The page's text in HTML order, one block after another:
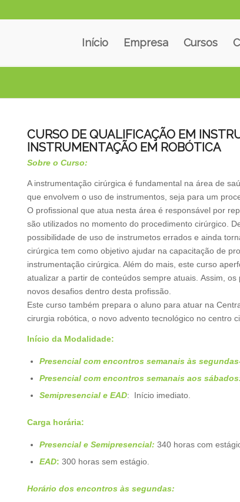
Início Empresa Cursos
CURSO DE QUALIFICAÇÃO EM
INSTRUMENTAÇÃO EM ROBÓTICA
Sobre o Curso:
A instrumentação cirúrgica é fundamental na área de
que envolvem o uso de instrumentos, seja para um
O profissional que atua nesta área é responsável por
são utilizados no momento do procedimento cirúrgico.
possibilidade de uso de instrumetos errados e ainda
cirúrgica tem como objetivo ajudar na capacitação de
instrumentação cirúrgica. Além do mais, este curso
atualizar a partir de conteúdos sempre atuais. Assim,
novos desafios dentro desta profissão.
Este curso também prepara o aluno para atuar na
cirurgia robótica, o novo advento tecnológico no centro
Início da Modalidade:
Presencial com encontros semanais às
Presencial com encontros semanais aos
Semipresencial e EAD: Início imediato.
Carga horária:
Presencial e Semipresencial: 340 horas com
EAD: 300 horas sem estágio.
Horário dos encontros às segundas: